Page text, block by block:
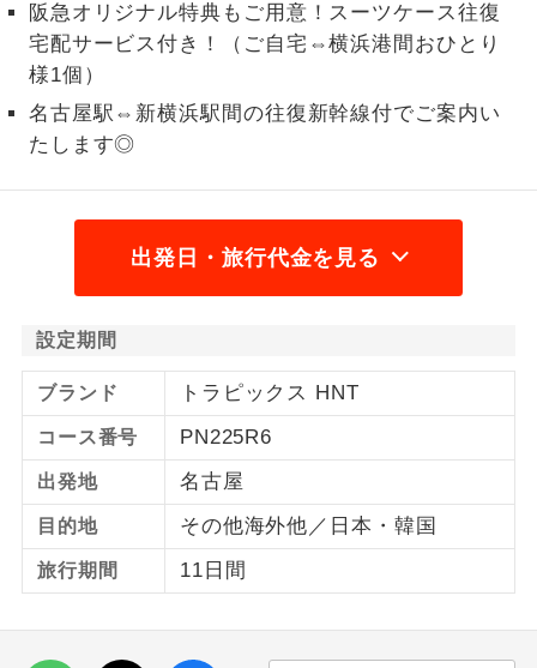
阪急オリジナル特典もご用意！スーツケース往復
宅配サービス付き！（ご自宅⇔横浜港間おひとり
様1個）
名古屋駅⇔新横浜駅間の往復新幹線付でご案内い
たします◎
出発日・旅行代金を見る
設定期間
ブランド トラピックス HNT
コース番号 PN225R6
出発地 名古屋
目的地 その他海外他／日本・韓国
旅行期間 11日間
おひとり様参
加限定
おひとり様限定でご参加いただけるコー
スです。
1名様1室同代
金
1名様1室利用でも追加料金がかからない
コースです。
ご夫婦限定
女性限定
女性限定でご参加いただけるコースで
年齢制限あり
航空会社指定
利用航空会社が指定なので、ご出発の計
画にとても便利です。
ホテル指定
ご紹介するホテルを指定したコースで
す。